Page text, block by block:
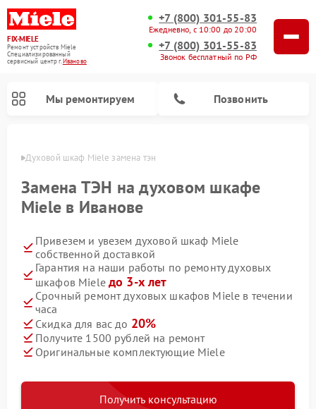
FIX-MIELE
Ремонт устройств Miele
Специализированный
cервисный центр г.Иваново
+7 (800) 301-55-83
Ежедневно, с 10:00 до 20:00
+7 (800) 301-55-83
Звонок бесплатный по РФ
Мы ремонтируем Позвонить
Духовой шкаф Miele замена тэн
Замена ТЭН на духовом шкафе
Miele в Иванове
Привезем и увезем духовой шкаф Miele
собственной доставкой
Гарантия на наши работы по ремонту духовых
шкафов Miele до 3-х лет
Срочный ремонт духовых шкафов Miele в течении
часа
Скидка для вас до 20%
Получите 1500 рублей на ремонт
Оригинальные комплектующие Miele
Получить консультацию